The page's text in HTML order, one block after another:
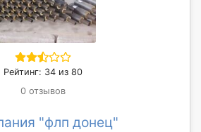
Рейтинг: 34 из 80
0 отзывов
"флп донец"